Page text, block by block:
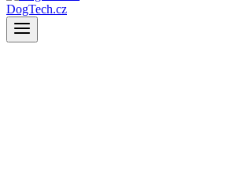
DogTech.cz